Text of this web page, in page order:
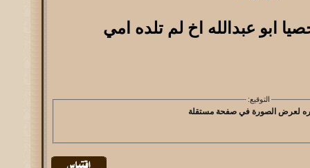
ابو عبدالله اخ لم تلده امي
التوقيع: